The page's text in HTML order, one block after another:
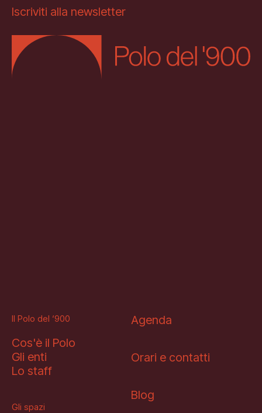
Iscriviti alla newsletter
Il Polo del ‘900
Cos'è il Polo
Gli enti
Lo staff
Gli spazi
Agenda
Orari e contatti
Blog